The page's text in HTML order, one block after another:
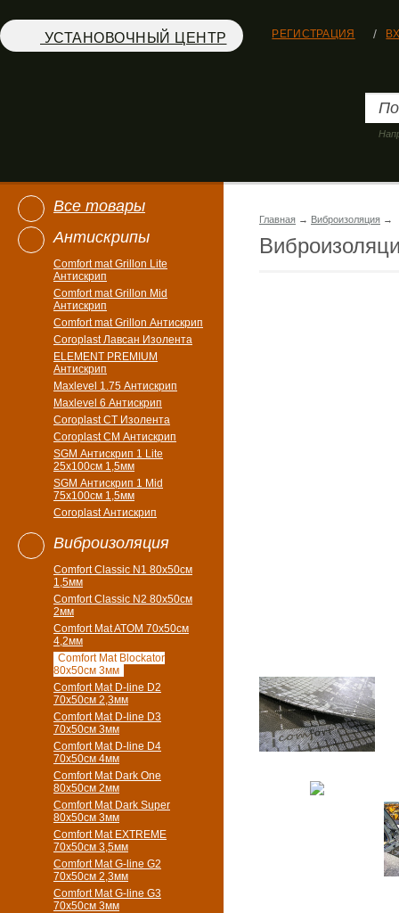
УСТАНОВОЧНЫЙ ЦЕНТР РЕГИСТРАЦИЯ
Все товары
Антискрипы
Comfort mat Grillon Lite
Антискрип
Comfort mat Grillon Mid
Антискрип
Comfort mat Grillon Антискрип
Coroplast Лавсан Изолента
ELEMENT PREMIUM
Антискрип
Maxlevel 1.75 Антискрип
Maxlevel 6 Антискрип
Coroplast CT Изолента
Coroplast CM Антискрип
SGM Антискрип 1 Lite
25x100cм 1,5мм
SGM Антискрип 1 Mid
75x100cм 1,5мм
Coroplast Антискрип
Виброизоляция
Comfort Classic N1 80x50см
1,5мм
Comfort Classic N2 80x50см
2мм
Comfort Mat ATOM 70x50см
4,2мм
Comfort Mat Blockator
80х50см 3мм
Comfort Mat D-line D2
70х50см 2,3мм
Comfort Mat D-line D3
70х50см 3мм
Comfort Mat D-line D4
70х50см 4мм
Comfort Mat Dark One
80x50см 2мм
Comfort Mat Dark Super
80x50см 3мм
Comfort Mat EXTREME
70x50см 3,5мм
Comfort Mat G-line G2
70х50см 2,3мм
Comfort Mat G-line G3
70х50см 3мм
Главная → Виброизоляция →